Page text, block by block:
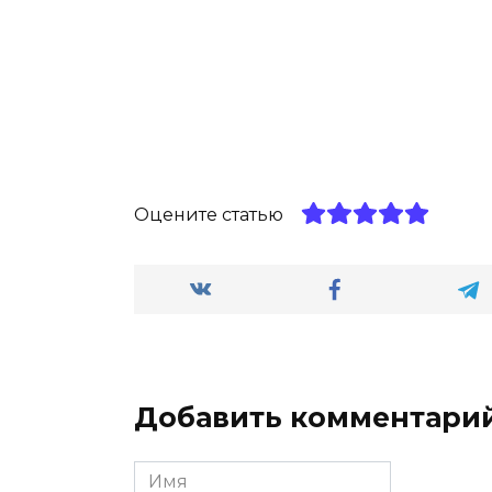
Оцените статью
Добавить
Имя